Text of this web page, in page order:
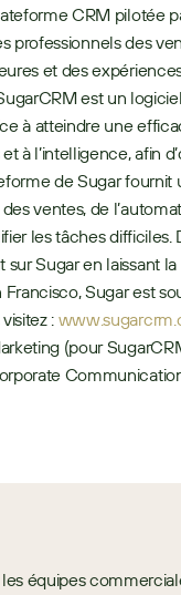
CRM pilotée
professionnels des
et des
est un
à atteindre une
à l’intelligence, afin
de Sugar
ventes, de
les tâches difficiles.
sur Sugar en laissant
Francisco, Sugar est
:
(pour
équipes